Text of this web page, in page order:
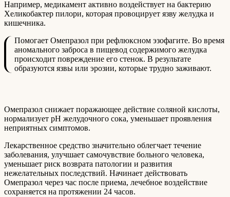
Например, медикамент активно воздействует на бактерию
Хеликобактер пилори, которая провоцирует язву желудка и
кишечника.
Помогает Омепразол при рефлюксном эзофагите. Во время
аномального заброса в пищевод содержимого желудка
происходит повреждение его стенок. В результате
образуются язвы или эрозии, которые трудно заживают.
Омепразол снижает поражающее действие соляной кислоты,
нормализует рН желудочного сока, уменьшает проявления
неприятных симптомов.
Лекарственное средство значительно облегчает течение
заболевания, улучшает самочувствие больного человека,
уменьшает риск возврата патологии и развития
нежелательных последствий. Начинает действовать
Омепразол через час после приема, лечебное воздействие
сохраняется на протяжении 24 часов.